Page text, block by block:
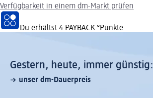
Verfügbarkeit in einem dm-Markt prüfen
Du erhältst 4 PAYBACK °Punkte
Gestern, heute, immer günstig:
unser dm-Dauerpreis